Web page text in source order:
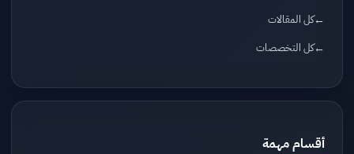
كل المقالات
كل التخصصات
أقسام مهمة